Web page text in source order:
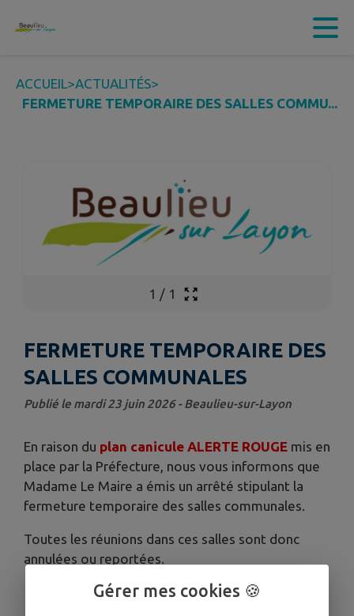
Contenu
ACCUEIL>ACTUALITÉS>
FERMETURE TEMPORAIRE DES SALLES COMMU...
1 / 1
FERMETURE TEMPORAIRE DES
SALLES COMMUNALES
Publié le mardi 23 juin 2026 - Beaulieu-sur-Layon
En raison du plan canicule ALERTE ROUGE mis en
place par la Préfecture, nous vous informons que
Madame Le Maire a émis un arrêté stipulant la
fermeture temporaire des salles communales.
Toutes les réunions dans ces salles sont donc
annulées ou reportées.
Gérer mes cookies 🍪